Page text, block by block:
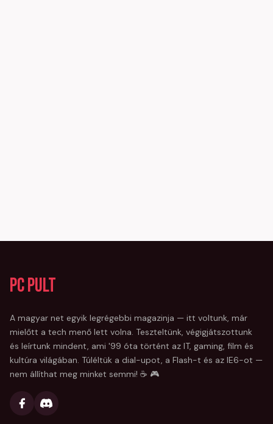
PC Pult
A magyar net egyik legrégebbi magazinja — itt voltunk, már
mielőtt a tech menő lett volna. Teszteltünk, végigjátszottunk
és leírtunk mindent, ami '99 óta történt az IT, gaming, film és
kultúra világában. Túléltük a dial-upot, a Flash-t és az IE6-ot —
nem állíthat meg minket semmi! ☕ 🎮